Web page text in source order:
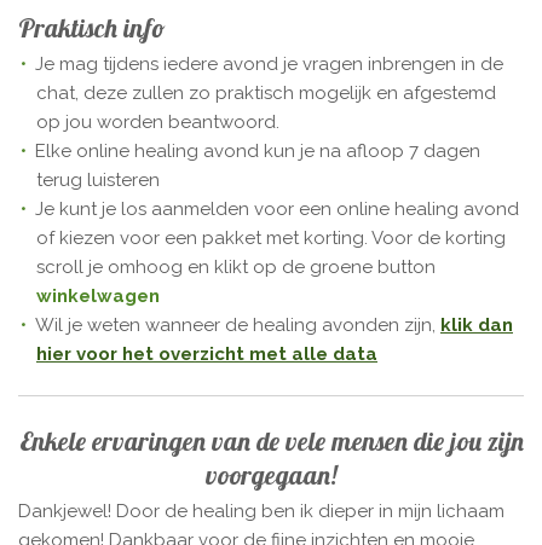
Praktisch info
Je mag tijdens iedere avond je vragen inbrengen in de
chat, deze zullen zo praktisch mogelijk en afgestemd
op jou worden beantwoord.
Elke online healing avond kun je na afloop 7 dagen
terug luisteren
Je kunt je los aanmelden voor een online healing avond
of kiezen voor een pakket met korting. Voor de korting
scroll je omhoog en klikt op de groene button
winkelwagen
Wil je weten wanneer de healing avonden zijn, klik dan
hier voor het overzicht met alle data
Enkele ervaringen van de vele mensen die jou zijn
voorgegaan!
Dankjewel! Door de healing ben ik dieper in mijn lichaam
gekomen! Dankbaar voor de fijne inzichten en mooie